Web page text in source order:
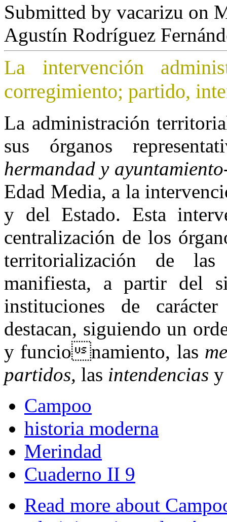
Submitted by vacarizu on
Agustín Rodríguez
La intervención
corregimiento; partido,
La administración
sus órganos
hermandad y
Edad Media, a la
y del Estado. Esta
centralización de los
territorialización de las
manifiesta, a partir del
instituciones de
destacan, siguiendo un
y funcionamiento, las
partidos, las intendencias y
Campoo
historia moderna
Merindad
Cuaderno II 9
Read more about